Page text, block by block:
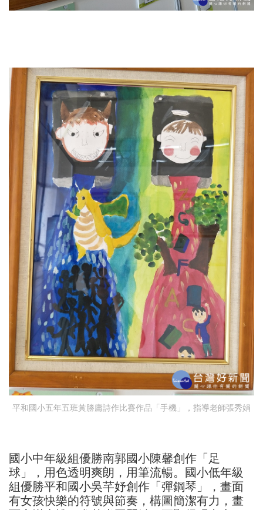
平和國小五年五班黃勝庸詩作比賽作品「手機」，指導老師張秀娟
國小中年級組優勝南郭國小陳馨創作「足
球」，用色透明爽朗，用筆流暢。國小低年級
組優勝平和國小吳芊妤創作「彈鋼琴」，畫面
有女孩快樂的符號與節奏，構圖簡潔有力，畫